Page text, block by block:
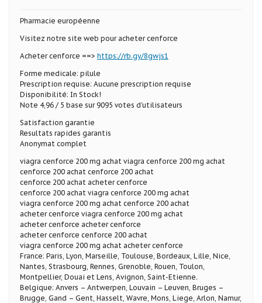
Pharmacie européenne
Visitez notre site web pour acheter cenforce
Acheter cenforce ==> https://rb.gy/8gwjs1
Forme medicale: pilule
Prescription requise: Aucune prescription requise
Disponibilité: In Stock!
Note 4,96 / 5 base sur 9095 votes d’utilisateurs
Satisfaction garantie
Resultats rapides garantis
Anonymat complet
viagra cenforce 200 mg achat viagra cenforce 200 mg achat
cenforce 200 achat cenforce 200 achat
cenforce 200 achat acheter cenforce
cenforce 200 achat viagra cenforce 200 mg achat
viagra cenforce 200 mg achat cenforce 200 achat
acheter cenforce viagra cenforce 200 mg achat
acheter cenforce acheter cenforce
acheter cenforce cenforce 200 achat
viagra cenforce 200 mg achat acheter cenforce
France: Paris, Lyon, Marseille, Toulouse, Bordeaux, Lille, Nice,
Nantes, Strasbourg, Rennes, Grenoble, Rouen, Toulon,
Montpellier, Douai et Lens, Avignon, Saint-Etienne.
Belgique: Anvers – Antwerpen, Louvain – Leuven, Bruges –
Brugge, Gand – Gent, Hasselt, Wavre, Mons, Liege, Arlon, Namur,